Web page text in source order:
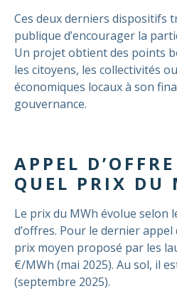
Ces deux derniers dispositifs
publique d’encourager la
Un projet obtient des points
les citoyens, les collectivités
économiques locaux à son
gouvernance.
APPEL
QUEL PRIX DU
Le prix du MWh évolue selon
d’offres. Pour le dernier
prix moyen proposé par les
€/MWh (mai 2025). Au sol, il
(septembre 2025).